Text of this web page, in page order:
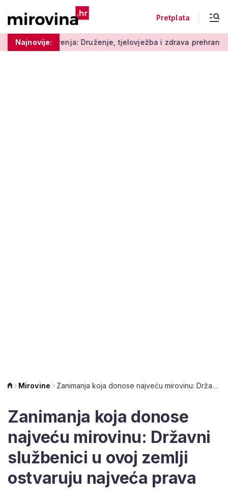
Pretplata
Najnovije:
Druženje, tjelovježba i zdrava prehrana za umirovljenike
Mirovine Zanimanja koja donose najveću mirovinu: Državni službenici u ovoj zemlji ostvaruju najveća prava
Zanimanja koja donose
najveću mirovinu: Državni
službenici u ovoj zemlji
ostvaruju najveća prava